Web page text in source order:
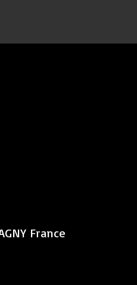
France